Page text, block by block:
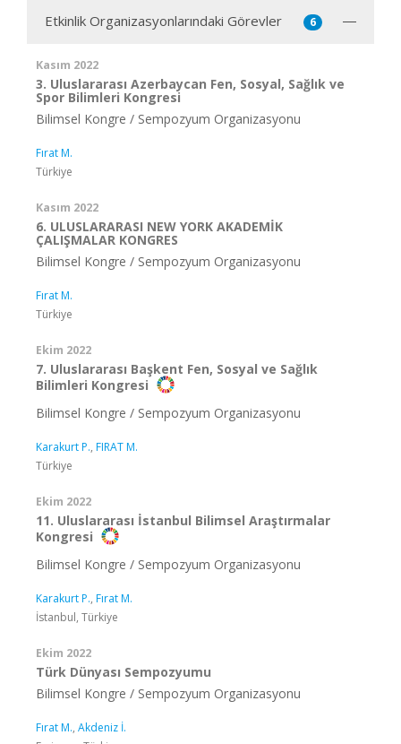
Etkinlik Organizasyonlarındaki Görevler 6
Kasım 2022
3. Uluslararası Azerbaycan Fen, Sosyal, Sağlık ve
Spor Bilimleri Kongresi
Bilimsel Kongre / Sempozyum Organizasyonu
Fırat M.
Türkiye
Kasım 2022
6. ULUSLARARASI NEW YORK AKADEMİK
ÇALIŞMALAR KONGRES
Bilimsel Kongre / Sempozyum Organizasyonu
Fırat M.
Türkiye
Ekim 2022
7. Uluslararası Başkent Fen, Sosyal ve Sağlık
Bilimleri Kongresi
Bilimsel Kongre / Sempozyum Organizasyonu
Karakurt P., FIRAT M.
Türkiye
Ekim 2022
11. Uluslararası İstanbul Bilimsel Araştırmalar
Kongresi
Bilimsel Kongre / Sempozyum Organizasyonu
Karakurt P., Fırat M.
İstanbul, Türkiye
Ekim 2022
Türk Dünyası Sempozyumu
Bilimsel Kongre / Sempozyum Organizasyonu
Fırat M., Akdeniz İ.